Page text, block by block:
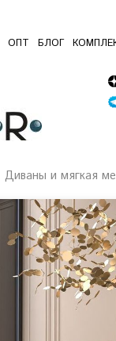
ОПТ БЛОГ
Диваны и мягкая